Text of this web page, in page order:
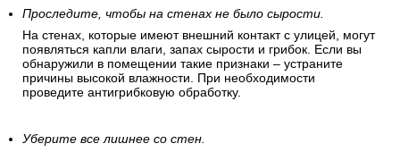
Проследите, чтобы на стенах не было сырости.
На стенах, которые имеют внешний контакт с улицей, могут
появляться капли влаги, запах сырости и грибок. Если вы
обнаружили в помещении такие признаки – устраните
причины высокой влажности. При необходимости
проведите антигрибковую обработку.
Уберите все лишнее со стен.